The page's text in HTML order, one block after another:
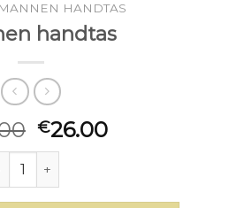
MANNEN HANDTAS
handtas
€26.00
handtas aantal